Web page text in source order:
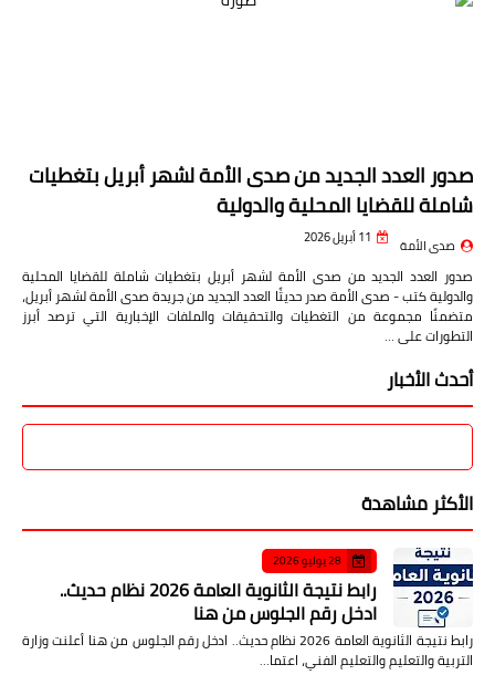
صدور العدد الجديد من صدى الأمة لشهر أبريل بتغطيات
شاملة للقضايا المحلية والدولية
صدى الأمة 11 أبريل 2026
صدور العدد الجديد من صدى الأمة لشهر أبريل بتغطيات شاملة للقضايا المحلية
والدولية كتب - صدى الأمة صدر حديثًا العدد الجديد من جريدة صدى الأمة لشهر أبريل،
متضمنًا مجموعة من التغطيات والتحقيقات والملفات الإخبارية التي ترصد أبرز
التطورات على …
أحدث الأخبار
الأكثر مشاهدة
28 يوليو 2026
رابط نتيجة الثانوية العامة 2026 نظام حديث..
ادخل رقم الجلوس من هنا
رابط نتيجة الثانوية العامة 2026 نظام حديث.. ادخل رقم الجلوس من هنا أعلنت وزارة
التربية والتعليم والتعليم الفني، اعتما…